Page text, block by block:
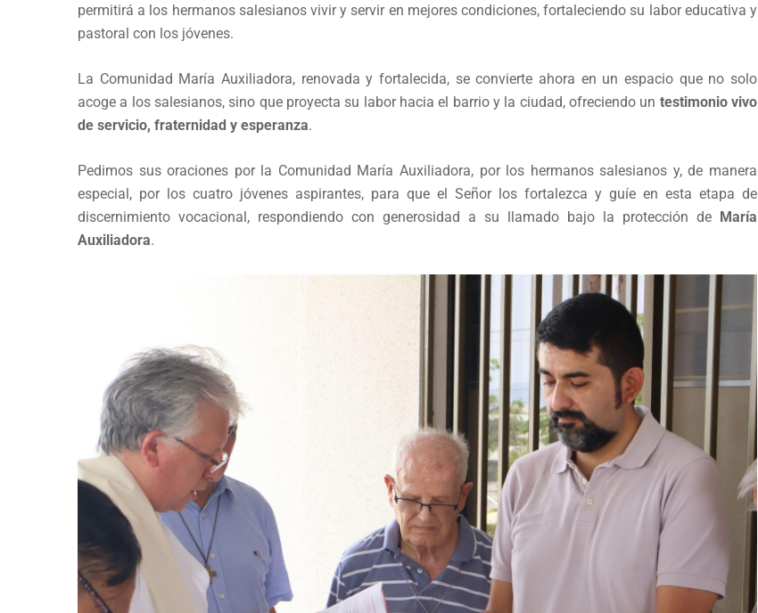
permitirá a los hermanos salesianos vivir y servir en mejores condiciones, fortaleciendo su labor educativa y
pastoral con los jóvenes.
La Comunidad María Auxiliadora, renovada y fortalecida, se convierte ahora en un espacio que no solo
acoge a los salesianos, sino que proyecta su labor hacia el barrio y la ciudad, ofreciendo un testimonio vivo
de servicio, fraternidad y esperanza.
Pedimos sus oraciones por la Comunidad María Auxiliadora, por los hermanos salesianos y, de manera
especial, por los cuatro jóvenes aspirantes, para que el Señor los fortalezca y guíe en esta etapa de
discernimiento vocacional, respondiendo con generosidad a su llamado bajo la protección de María
Auxiliadora.